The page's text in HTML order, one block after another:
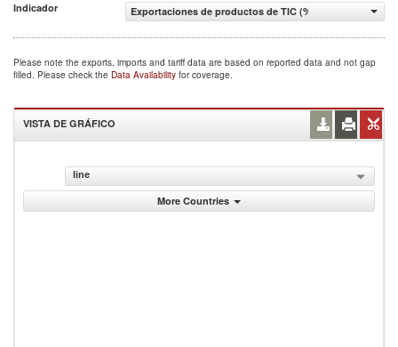
Indicador
Exportaciones de productos de TIC (% de las
Please note the exports, imports and tariff data are based on reported data and not gap
filled. Please check the Data Availability for coverage.
VISTA DE GRÁFICO
line
More Countries